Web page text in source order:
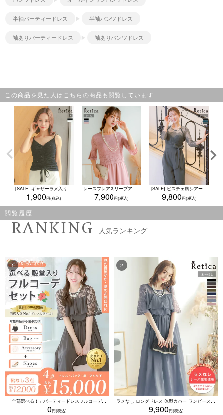
半袖パーティードレス 半袖パンツドレス
袖ありパーティードレス 袖ありパンツドレス
この商品を見た人はこちらの商品も閲覧しています
[SALE] ギャザーラメ入りカップ付きキャミソール (S&#12316;2Lサイズ)
1,900
レースフレアスリーブアシンメトリーシフォンロングパーティードレス 結婚式 二次会(Sサイズ～3Lサイズ)
7,900
[SALE] ビスチェ風シアーレース生地ワイドパンツドレス(S~4L)(ブルーグリーン/ブラック/チャコールグレー)
9,800
閲覧履歴
RANKING 人気ランキング
「全部選べる！」パーティードレスフルコーデセット (ドレス1点＋バッグ1点＋アクセ1点+靴1足/4点15000円(税込)/靴なしで12000円(税込))
0
ラメなし ロングドレス 体型カバー ワンピース 敏感肌対応 結婚式 二次会 お呼ばれ 大人 上品 (Sサイズ～5Lサイズ)
9,900